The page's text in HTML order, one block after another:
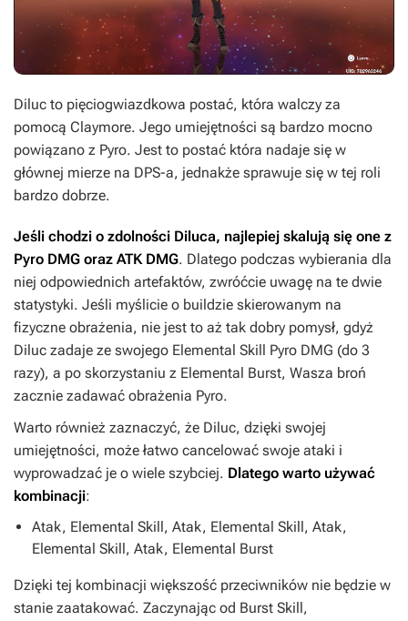
Diluc to pięciogwiazdkowa postać, która walczy za
pomocą Claymore. Jego umiejętności są bardzo mocno
powiązano z Pyro. Jest to postać która nadaje się w
głównej mierze na DPS-a, jednakże sprawuje się w tej roli
bardzo dobrze.
Jeśli chodzi o zdolności Diluca, najlepiej skalują się one z
Pyro DMG oraz ATK DMG. Dlatego podczas wybierania dla
niej odpowiednich artefaktów, zwróćcie uwagę na te dwie
statystyki. Jeśli myślicie o buildzie skierowanym na
fizyczne obrażenia, nie jest to aż tak dobry pomysł, gdyż
Diluc zadaje ze swojego Elemental Skill Pyro DMG (do 3
razy), a po skorzystaniu z Elemental Burst, Wasza broń
zacznie zadawać obrażenia Pyro.
Warto również zaznaczyć, że Diluc, dzięki swojej
umiejętności, może łatwo cancelować swoje ataki i
wyprowadzać je o wiele szybciej. Dlatego warto używać
kombinacji:
Atak, Elemental Skill, Atak, Elemental Skill, Atak,
Elemental Skill, Atak, Elemental Burst
Dzięki tej kombinacji większość przeciwników nie będzie w
stanie zaatakować. Zaczynając od Burst Skill,